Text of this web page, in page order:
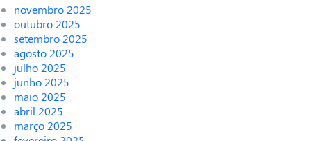
novembro 2025
outubro 2025
setembro 2025
agosto 2025
julho 2025
junho 2025
maio 2025
abril 2025
março 2025